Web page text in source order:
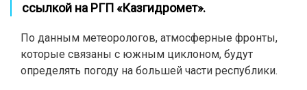
ссылкой на РГП «Казгидромет».
По данным метеорологов, атмосферные фронты,
которые связаны с южным циклоном, будут
определять погоду на большей части республики.